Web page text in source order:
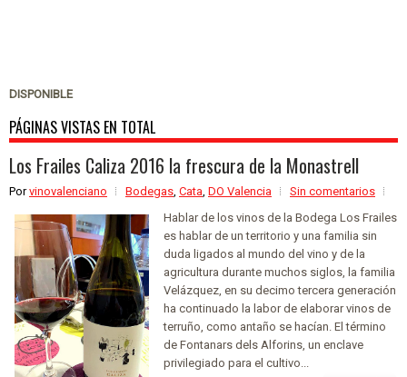
DISPONIBLE
PÁGINAS VISTAS EN TOTAL
Los Frailes Caliza 2016 la frescura de la Monastrell
Porvinovalenciano Bodegas Cata DO Valencia
Sin comentarios
Hablar de los vinos de la Bodega Los Frailes
es hablar de un territorio y una familia sin
duda ligados al mundo del vino y de la
agricultura durante muchos siglos, la familia
Velázquez, en su decimo tercera generación
ha continuado la labor de elaborar vinos de
terruño, como antaño se hacían. El término
de Fontanars dels Alforins, un enclave
privilegiado para el cultivo...